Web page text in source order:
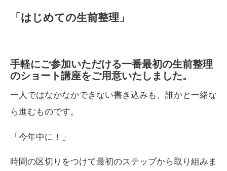
「はじめての生前整理」
手軽にご参加いただける一番最初の生前整理
のショート講座をご用意いたしました。
一人ではなかなかできない書き込みも、誰かと一緒な
ら進むものです。
「今年中に！」
時間の区切りをつけて最初のステップから取り組みま